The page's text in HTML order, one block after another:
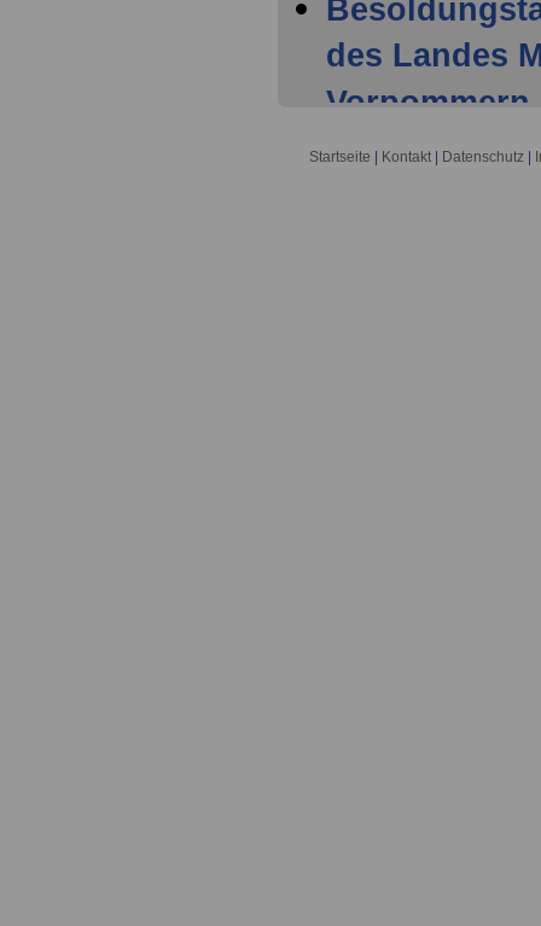
des Landes
Vorpommern
Startseite Kontakt Datenschutz